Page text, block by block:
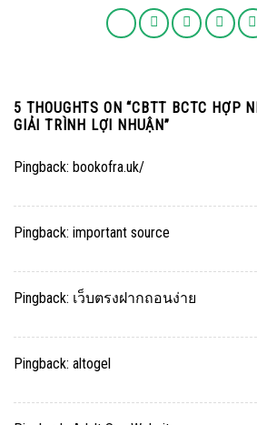
5 THOUGHTS ON “CBTT BCTC HỢP
GIẢI TRÌNH LỢI NHUẬN”
Pingback: bookofra.uk/
Pingback: important source
Pingback: เว็บตรงฝากถอนง่าย
Pingback: altogel